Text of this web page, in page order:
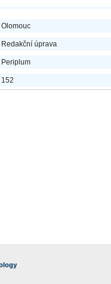
Olomouc
Redakční úprava
Periplum
152